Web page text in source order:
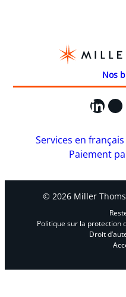
Nos
X
Services en
Paiement
© 2026 Miller
Politique sur la protection
Droit